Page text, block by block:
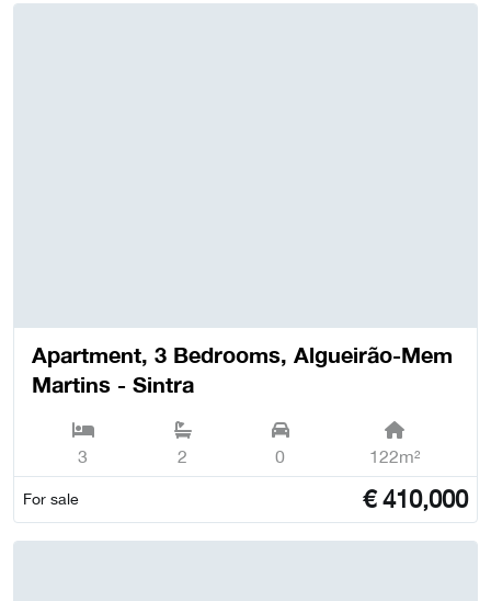
Apartment, 3 Bedrooms, Algueirão-Mem
Martins - Sintra
3 2 0 122m²
For sale €410,000